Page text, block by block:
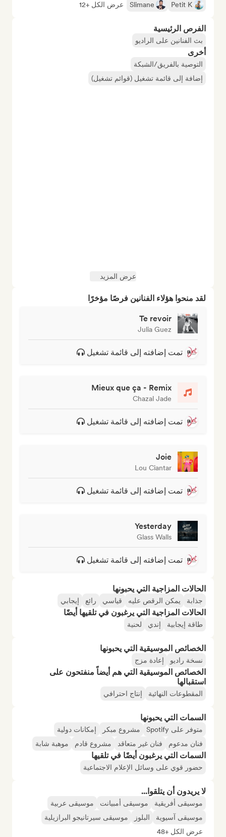
Petit K
Slimane عرض الكل +12
الفرص الرئيسية
بث الفنانين على الراديو
أخرى
التوصية بالفريق/الشبكة
إضافة إلى قائمة تشغيل (قوائم تشغيل)
عرض المزيد
لقد منحوا هؤلاء الفنانين فرصًا مؤخرًا
Te revoir
Julia Guez
تمت إضافته إلى قائمة تشغيل
Mieux que ça - Remix
Chazal Jade
تمت إضافته إلى قائمة تشغيل
Joie
Lou Ciantar
تمت إضافته إلى قائمة تشغيل
Yesterday
Glass Walls
تمت إضافته إلى قائمة تشغيل
الحالات المزاجية التي يحبونها
جذابة يمكن الرقص عليه قياسي رائع إيجابي
الحالات المزاجية التي يرغبون في تلقيها أيضًا
طاقة إيجابية إندي لحنية
الخصائص الموسيقية التي يحبونها
نسخة راديو إعادة مزج
الخصائص الموسيقية التي هم أيضاً منفتحون على
استقبالها
المقطوعات النهائية إنتاج احترافي
السمات التي يحبونها
متوفر على Spotify مشروع مبكر
إمكانات دولية
فنان مدعوم
فنان غير متعاقد مشروع قادم موهبة شابة
السمات التي يرغبون أيضًا في تلقيها
حضور قوي على وسائل الإعلام الاجتماعية
لا يريدون أن يتلقوا...
موسيقى أفريقية موسيقى أمبيانت
موسيقى عربية
موسيقى آسيوية
البلوز
موسيقى سيرتانيجو البرازيلية
عرض الكل +48